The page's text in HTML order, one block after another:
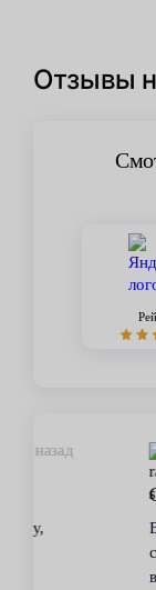
Отзывы
В течение 6
сервиса.
всегда